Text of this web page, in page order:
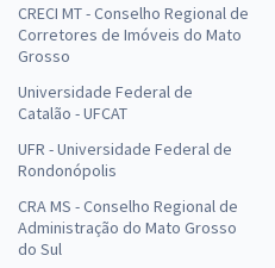
CRECI MT - Conselho Regional de
Corretores de Imóveis do Mato
Grosso
Universidade Federal de
Catalão - UFCAT
UFR - Universidade Federal de
Rondonópolis
CRA MS - Conselho Regional de
Administração do Mato Grosso
do Sul